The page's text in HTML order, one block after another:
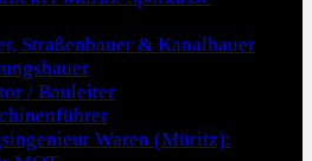
Straßenbauer & Kanalbauer
/ Bauleiter
Waren (Müritz):